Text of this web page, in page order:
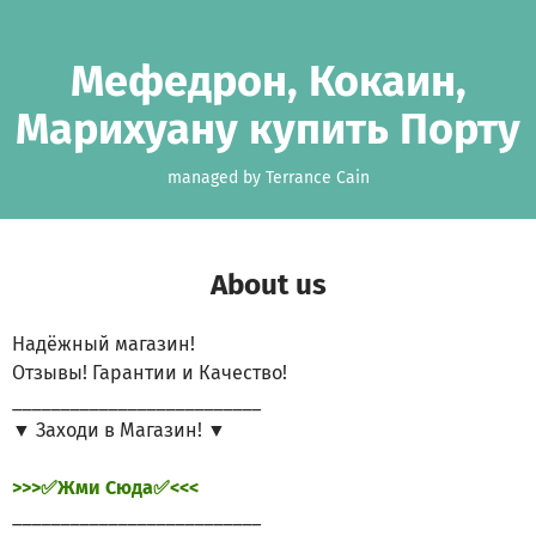
Мефедрон, Кокаин,
Марихуану купить Порту
managed by Terrance Cain
About us
Надёжный магазин!
Отзывы! Гарантии и Качество!
▼ Заходи в Магазин! ▼
>>>✅Жми Сюда✅<<<